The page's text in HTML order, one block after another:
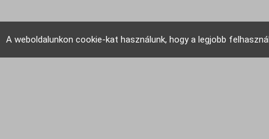
A weboldalunkon cookie-kat használunk, hogy a legjobb